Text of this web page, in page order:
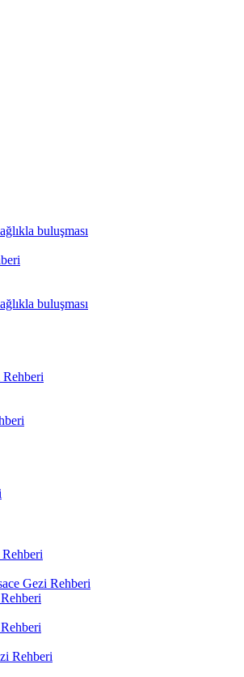
buluşması
buluşması
Gezi Rehberi
Rehberi